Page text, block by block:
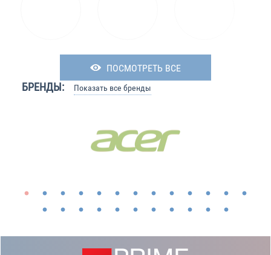
ПОСМОТРЕТЬ ВСЕ
БРЕНДЫ: Показать все бренды